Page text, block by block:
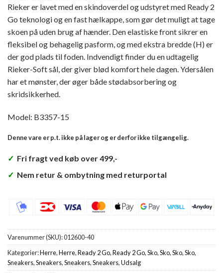
Rieker er lavet med en skindoverdel og udstyret med Ready 2
Go teknologi og en fast hælkappe, som gør det muligt at tage
skoen på uden brug af hænder. Den elastiske front sikrer en
fleksibel og behagelig pasform, og med ekstra bredde (H) er
der god plads til foden. Indvendigt finder du en udtagelig
Rieker-Soft sål, der giver blød komfort hele dagen. Ydersålen
har et mønster, der øger både stødabsorbering og
skridsikkerhed.
Model: B3357-15
Denne vare er p.t. ikke på lager og er derfor ikke tilgængelig.
✓ Fri fragt ved køb over 499,-
✓ Nem retur & ombytning med returportal
Varenummer (SKU):012600-40
Kategorier:Herre,Herre,Ready 2 Go,Ready 2 Go,Sko,Sko,Sko,Sko,
Sneakers,Sneakers,Sneakers,Sneakers,Udsalg